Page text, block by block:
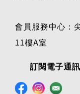
會員服務中心：
11樓A室
訂閱電子通訊